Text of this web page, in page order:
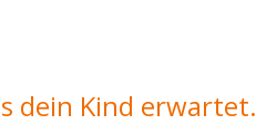
dein Kind erwartet.